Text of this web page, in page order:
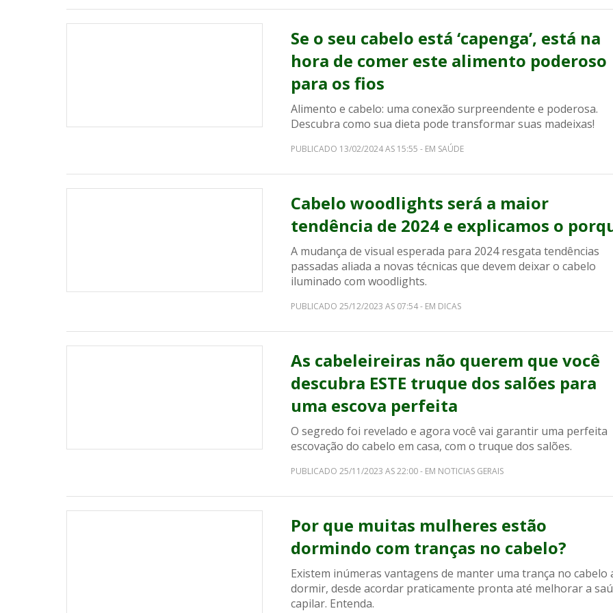
Se o seu cabelo está ‘capenga’, está na
hora de comer este alimento poderoso
para os fios
Alimento e cabelo: uma conexão surpreendente e poderosa.
Descubra como sua dieta pode transformar suas madeixas!
PUBLICADO 13/02/2024 AS 15:55 - EM SAÚDE
Cabelo woodlights será a maior
tendência de 2024 e explicamos o
A mudança de visual esperada para 2024 resgata tendências
passadas aliada a novas técnicas que devem deixar o cabelo
iluminado com woodlights.
PUBLICADO 25/12/2023 AS 07:54 - EM DICAS
As cabeleireiras não querem que você
descubra ESTE truque dos salões para
uma escova perfeita
O segredo foi revelado e agora você vai garantir uma perfeita
escovação do cabelo em casa, com o truque dos salões.
PUBLICADO 25/11/2023 AS 22:00 - EM NOTICIAS GERAIS
Por que muitas mulheres estão
dormindo com tranças no cabelo?
Existem inúmeras vantagens de manter uma trança no cabelo
dormir, desde acordar praticamente pronta até melhorar a
capilar. Entenda.